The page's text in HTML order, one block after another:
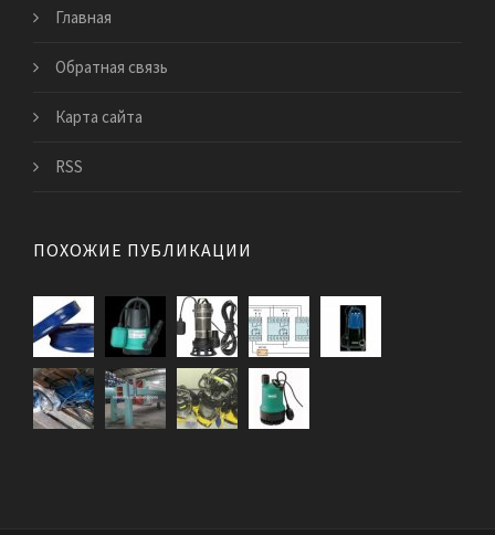
Главная
Обратная связь
Карта сайта
RSS
ПОХОЖИЕ ПУБЛИКАЦИИ